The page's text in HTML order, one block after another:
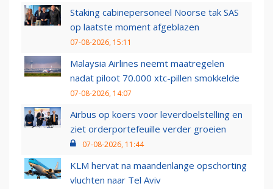
Staking cabinepersoneel Noorse tak SAS
op laatste moment afgeblazen
07-08-2026, 15:11
Malaysia Airlines neemt maatregelen
nadat piloot 70.000 xtc-pillen smokkelde
07-08-2026, 14:07
Airbus op koers voor leverdoelstelling en
ziet orderportefeuille verder groeien
07-08-2026, 11:44
KLM hervat na maandenlange opschorting
vluchten naar Tel Aviv